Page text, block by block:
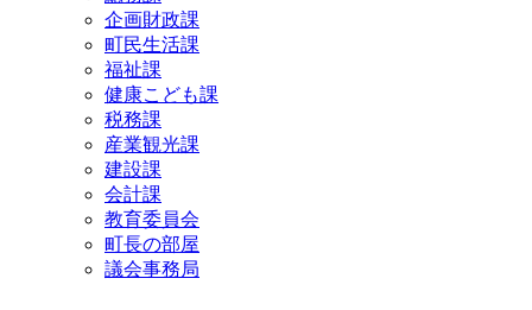
企画財政課
町民生活課
福祉課
健康こども課
税務課
産業観光課
建設課
会計課
教育委員会
町長の部屋
議会事務局